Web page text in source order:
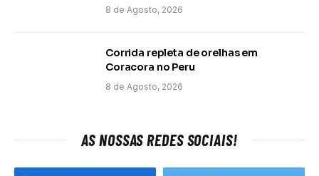
8 de Agosto, 2026
Corrida repleta de orelhas em
Coracora no Peru
8 de Agosto, 2026
AS NOSSAS REDES SOCIAIS!